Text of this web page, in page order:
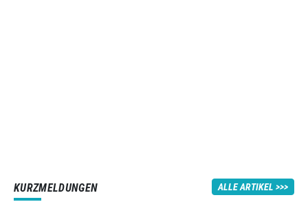
KURZMELDUNGEN ALLE ARTIKEL